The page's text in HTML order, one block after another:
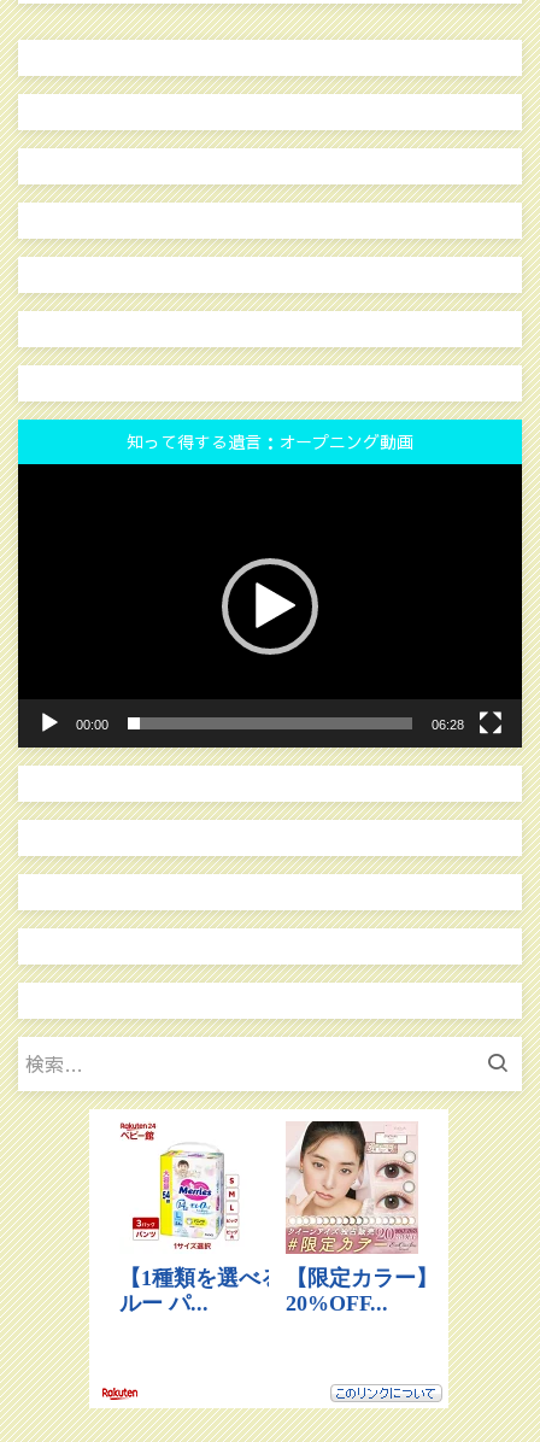
知って得する遺言：オープニング動画
動
画
プ
レ
ー
ヤ
ー
00:00 06:28
検
索: